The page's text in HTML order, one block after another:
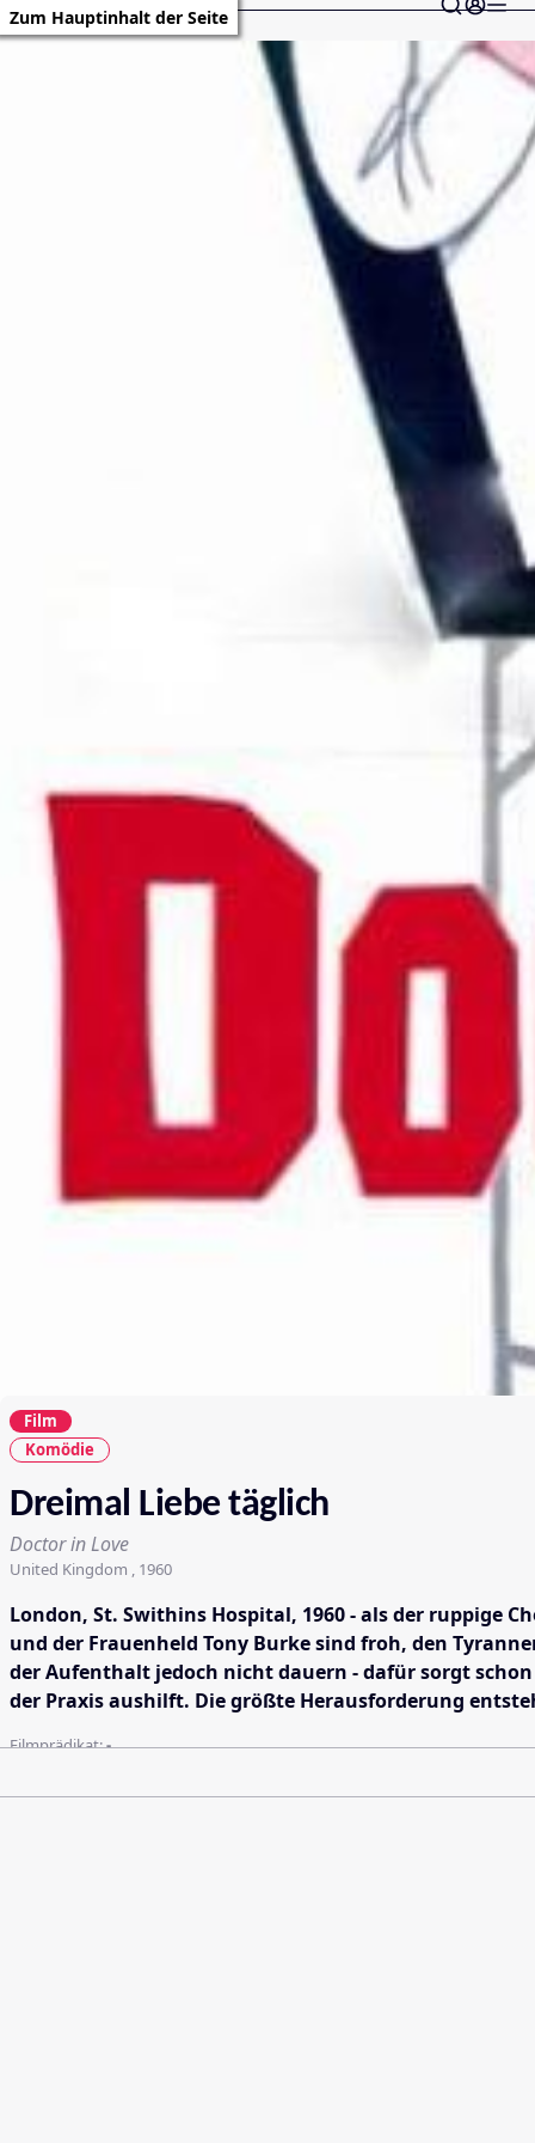
Zum Hauptinhalt der Seite
Film
Komödie
Dreimal Liebe täglich
Doctor in Love
United Kingdom , 1960
London, St. Swithins Hospital, 1960 - als der ruppige
und der Frauenheld Tony Burke sind froh, den
der Aufenthalt jedoch nicht dauern - dafür sorgt
der Praxis aushilft. Die größte Herausforderung
Filmprädikat:-